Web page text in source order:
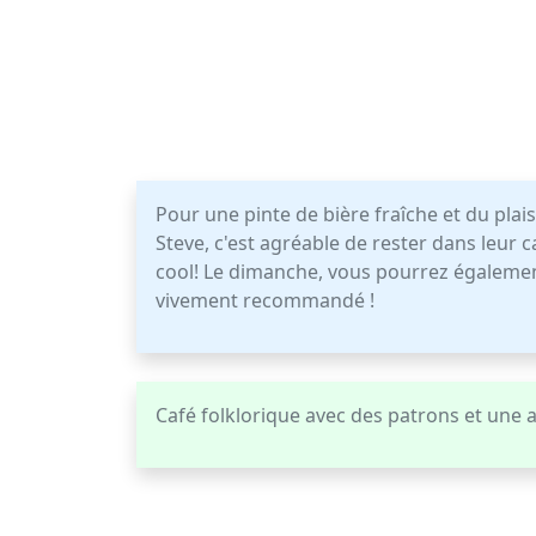
Pour une pinte de bière fraîche et du
Steve, c'est agréable de rester dans leur
cool! Le dimanche, vous pourrez
vivement recommandé !
Café folklorique avec des patrons et une